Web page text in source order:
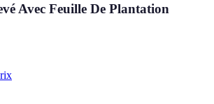
Avec Feuille De Plantation